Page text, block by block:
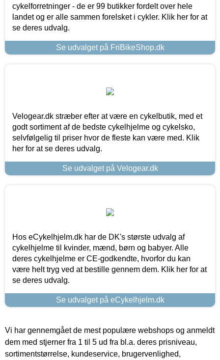
cykelforretninger - de er 99 butikker fordelt over hele
landet og er alle sammen forelsket i cykler. Klik her for at
se deres udvalg.
Se udvalget på FriBikeShop.dk
Velogear.dk stræber efter at være en cykelbutik, med et
godt sortiment af de bedste cykelhjelme og cykelsko,
selvfølgelig til priser hvor de fleste kan være med. Klik
her for at se deres udvalg.
Se udvalget på Velogear.dk
Hos eCykelhjelm.dk har de DK's største udvalg af
cykelhjelme til kvinder, mænd, børn og babyer. Alle
deres cykelhjelme er CE-godkendte, hvorfor du kan
være helt tryg ved at bestille gennem dem. Klik her for at
se deres udvalg.
Se udvalget på eCykelhjelm.dk
Vi har gennemgået de mest populære webshops og anmeldt
dem med stjerner fra 1 til 5 ud fra bl.a. deres prisniveau,
sortimentstørrelse, kundeservice, brugervenlighed,